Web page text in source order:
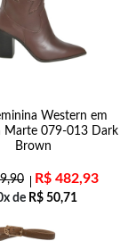
Western em
Marte 079-013 Dark
Brown
R$ 482,93
de R$50,71